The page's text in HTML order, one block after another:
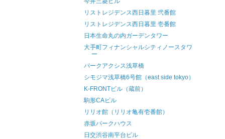
リストレジデンス西日暮里 弐番館
リストレジデンス西日暮里 壱番館
日本生命丸の内ガーデンタワー
大手町フィナンシャルシティノースタワ
ー
パークアクシス浅草橋
シモジマ浅草橋6号館（east side tokyo）
K-FRONTビル（蔵前）
駒形CAビル
リリオ館（リリオ亀有壱番館）
赤坂パークハウス
日交渋谷南平台ビル